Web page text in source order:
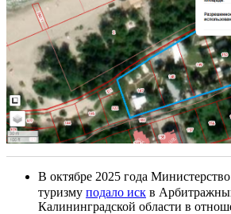
В октябре 2025 года
туризму подало иск в
Калининградской области в